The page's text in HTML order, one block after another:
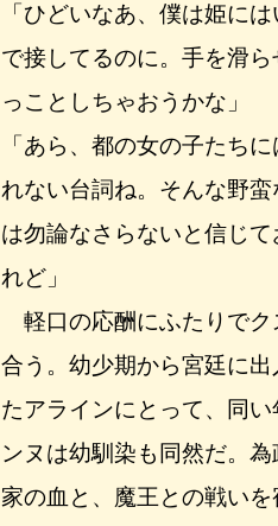
「ひどいなあ、僕は姫に
で接してるのに。手を滑
っことしちゃおうかな」
「あら、都の女の子たち
れない台詞ね。そんな野
は勿論なさらないと信じ
れど」
軽口の応酬にふたりでク
合う。幼少期から宮廷に
たアラインにとって、同
ンヌは幼馴染も同然だ。
家の血と、魔王との戦い